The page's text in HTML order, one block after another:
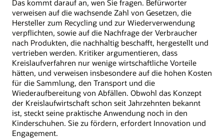
Das kommt darauf an, wen Sie fragen. Befürworter
verweisen auf die wachsende Zahl von Gesetzen, die
Hersteller zum Recycling und zur Wiederverwendung
verpflichten, sowie auf die Nachfrage der Verbraucher
nach Produkten, die nachhaltig beschafft, hergestellt und
vertrieben werden. Kritiker argumentieren, dass
Kreislaufverfahren nur wenige wirtschaftliche Vorteile
hätten, und verweisen insbesondere auf die hohen Kosten
für die Sammlung, den Transport und die
Wiederaufbereitung von Abfällen. Obwohl das Konzept
der Kreislaufwirtschaft schon seit Jahrzehnten bekannt
ist, steckt seine praktische Anwendung noch in den
Kinderschuhen. Sie zu fördern, erfordert Innovation und
Engagement.